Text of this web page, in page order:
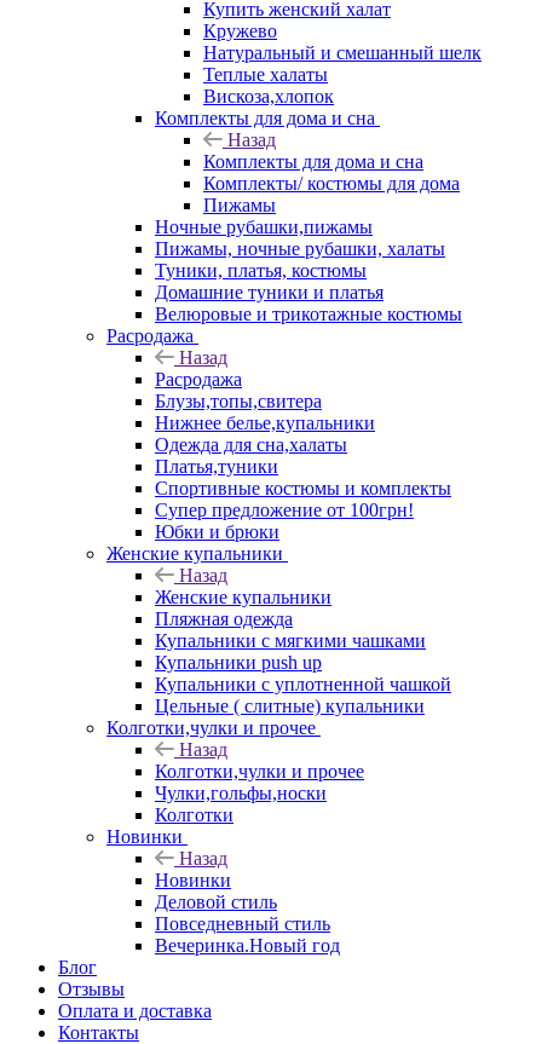
Купить женский халат
Кружево
Натуральный и смешанный шелк
Теплые халаты
Вискоза,хлопок
Комплекты для дома и сна
Назад
Комплекты для дома и сна
Комплекты/ костюмы для дома
Пижамы
Ночные рубашки,пижамы
Пижамы, ночные рубашки, халаты
Туники, платья, костюмы
Домашние туники и платья
Велюровые и трикотажные костюмы
Расродажа
Назад
Расродажа
Блузы,топы,свитера
Нижнее белье,купальники
Одежда для сна,халаты
Платья,туники
Спортивные костюмы и комплекты
Супер предложение от 100грн!
Юбки и брюки
Женские купальники
Назад
Женские купальники
Пляжная одежда
Купальники с мягкими чашками
Купальники push up
Купальники с уплотненной чашкой
Цельные ( слитные) купальники
Колготки,чулки и прочее
Назад
Колготки,чулки и прочее
Чулки,гольфы,носки
Колготки
Новинки
Назад
Новинки
Деловой стиль
Повседневный стиль
Вечеринка.Новый год
Блог
Отзывы
Оплата и доставка
Контакты